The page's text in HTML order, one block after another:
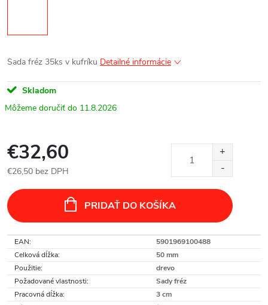
Sada fréz 35ks v kufríku Detailné informácie
Skladom
11.8.2026
€32,60
€26,50 bez DPH
cena:
PRIDAŤ DO KOŠÍKA
EAN:
5901969100488
Celková dĺžka:
50 mm
Použitie:
drevo
Požadované vlastnosti:
Sady fréz
Pracovná dĺžka:
3 cm